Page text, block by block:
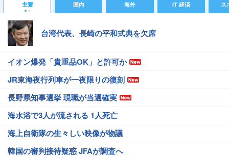
主要 国内 海外 IT 経済 ス
台湾代表、長崎の平和式典を欠席
イオン爆発「貴重品OK」と許可か
JR東海夜行列車が一夜限りの復刻
長野県知事選挙 現職が当選確実
海水浴で3人が流される 1人死亡
海上自衛隊の生々しい映像が物議
韓国の審判接待疑惑 JFAが調査へ